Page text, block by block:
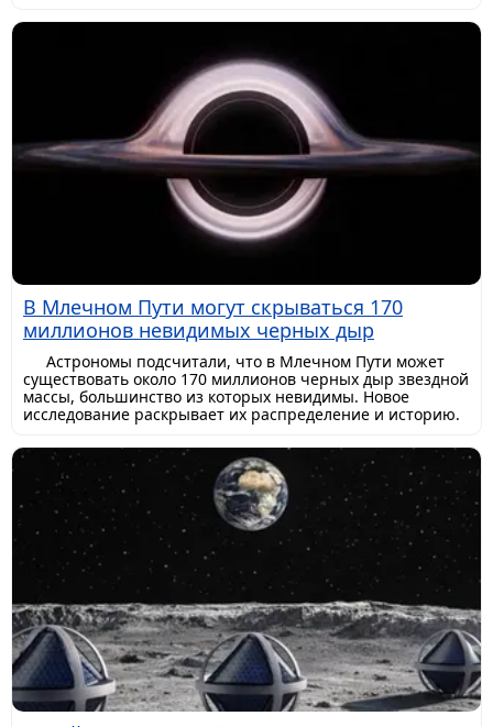
В Млечном Пути могут скрываться 170
миллионов невидимых черных дыр
Астрономы подсчитали, что в Млечном Пути может
существовать около 170 миллионов черных дыр звездной
массы, большинство из которых невидимы. Новое
исследование раскрывает их распределение и историю.